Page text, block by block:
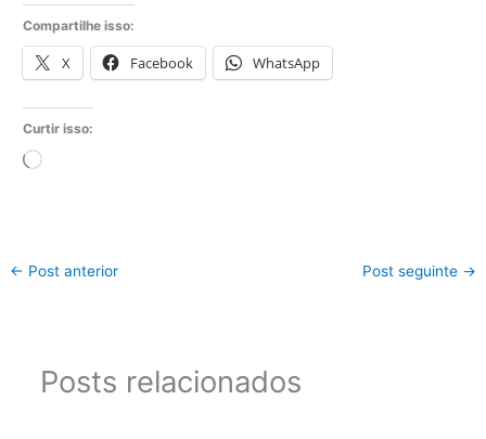
Compartilhe isso:
X Facebook WhatsApp
Curtir isso:
Carregando...
← Post anterior Post seguinte →
Posts relacionados